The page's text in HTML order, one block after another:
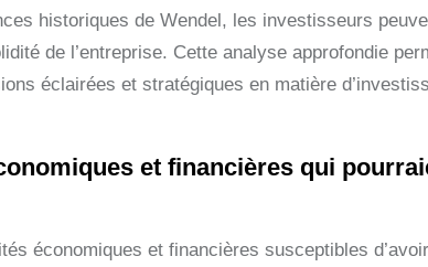
historiques de Wendel, les investisseurs
de l’entreprise. Cette analyse approfondie
éclairées et stratégiques en matière
et financières qui
économiques et financières susceptibles